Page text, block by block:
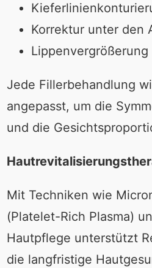
Korrektur unter den
Lippenvergrößerung
Jede Fillerbehandlung
angepasst, um die
und die
Mit Techniken wie
(Platelet-Rich Plasma)
Hautpflege unterstützt
die langfristige